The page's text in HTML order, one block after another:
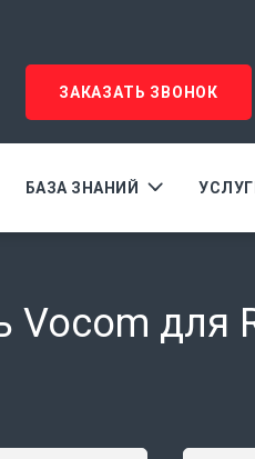
ЗАКАЗАТЬ ЗВОНОК
БАЗА ЗНАНИЙ
Vocom для